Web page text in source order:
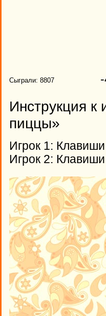
Сыграли: 8807
Инструкция
пиццы»
Игрок 1:
Игрок 2: